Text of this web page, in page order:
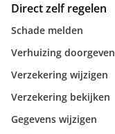
Direct zelf regelen
Schade melden
Verhuizing doorgeven
Verzekering wijzigen
Verzekering bekijken
Gegevens wijzigen